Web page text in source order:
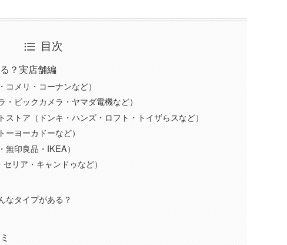
目次
？実店舗編
メリ・コーナンなど）
ビックカメラ・ヤマダ電機など）
トア（ドンキ・ハンズ・ロフト・トイザらスなど）
ヨーカドーなど）
無印良品・IKEA）
リア・キャンドゥなど）
なタイプがある？